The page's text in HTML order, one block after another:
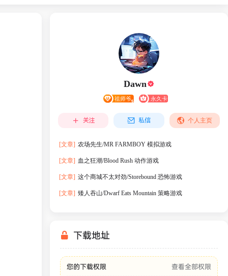
Dawn
关注 私信 个人主页
[文章] 农场先生/MR FARMBOY 模拟游戏
[文章] 血之狂潮/Blood Rush 动作‎游戏
[文章] 这个商城不太对劲/Storebound 恐怖游戏
[文章] 矮人吞山/Dwarf Eats Mountain 策略游戏
下载地址
您的下载权限 查看全部权限